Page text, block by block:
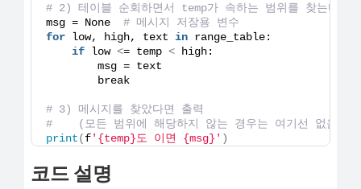
# 2) 테이블 순회하면서 temp가 속하는 범위를 찾는다.
msg = None # 메시지 저장용 변수
for low, high, text in range_table:
if low <= temp < high:
        msg = text
        break
# 3) 메시지를 찾았다면 출력
#    (모든 범위에 해당하지 않는 경우는 여기선 없음)
print(f'{temp}도 이면 {msg}' )
코드 설명